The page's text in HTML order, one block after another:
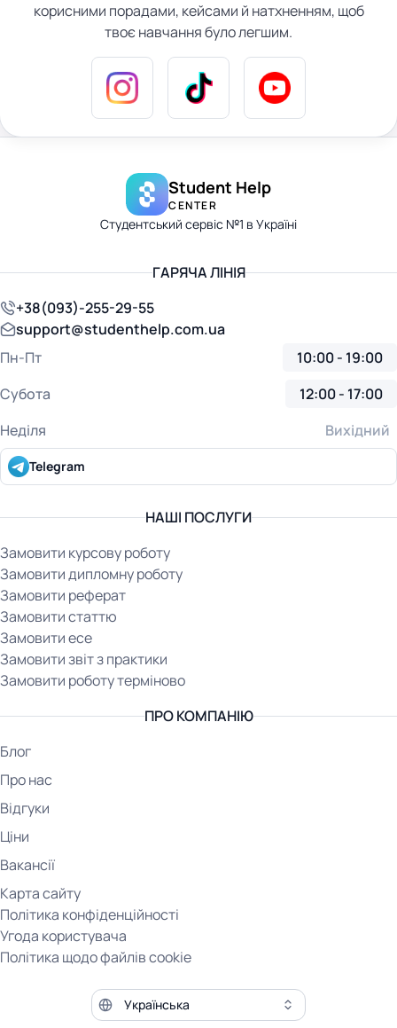
корисними порадами, кейсами й натхненням, щоб
твоє навчання було легшим.
Student Help
CENTER
Студентський сервіс №1 в Україні
НАШІ ПОСЛУГИ
Замовити курсову роботу
Замовити дипломну роботу
Замовити реферат
Замовити статтю
Замовити есе
Замовити звіт з практики
Замовити роботу терміново
ПРО КОМПАНІЮ
Блог
Про нас
Відгуки
Ціни
Вакансії
Карта сайту
Політика конфіденційності
Угода користувача
Політика щодо файлів cookie
ГАРЯЧА ЛІНІЯ
+38(093)-255-29-55
support@studenthelp.com.ua
Пн-Пт
10:00 - 19:00
Субота
12:00 - 17:00
Неділя
Вихідний
Telegram
Мова сайту